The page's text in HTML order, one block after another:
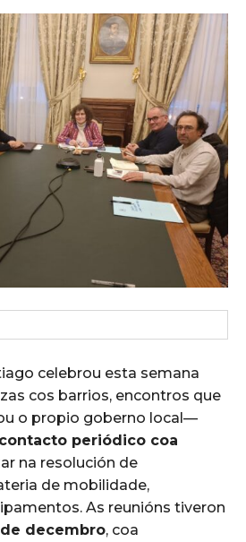
celebrou esta semana
cos barrios, encontros que
o propio goberno local—
contacto periódico coa
na resolución de
de mobilidade,
As reunións tiveron
decembro, coa